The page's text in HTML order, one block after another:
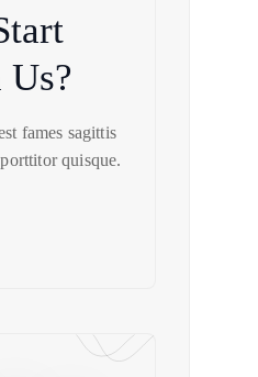
fames sagittis
quisque.